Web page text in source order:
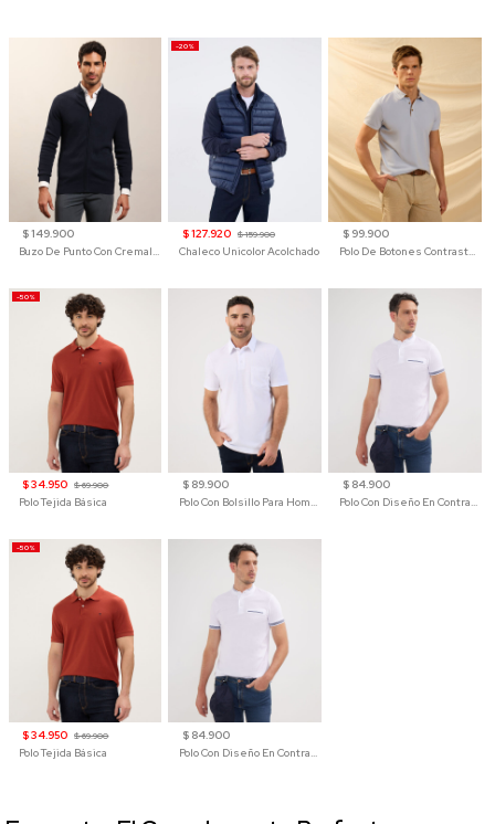
$ 149.900
Buzo De Punto Con Cremallera Para Hombre
-20%
$ 127.920 $ 159.900
Chaleco Unicolor Acolchado
$ 99.900
Polo De Botones Contraste Para Hombre
-50%
$ 34.950 $ 69.900
Polo Tejida Básica
$ 89.900
Polo Con Bolsillo Para Hombre
$ 84.900
Polo Con Diseño En Contraste
-50%
$ 34.950 $ 69.900
Polo Tejida Básica
$ 84.900
Polo Con Diseño En Contraste